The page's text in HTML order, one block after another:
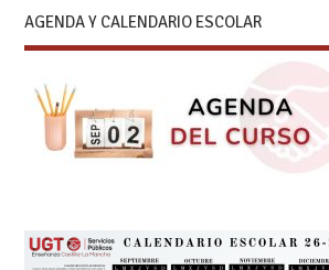
AGENDA Y CALENDARIO ESCOLAR